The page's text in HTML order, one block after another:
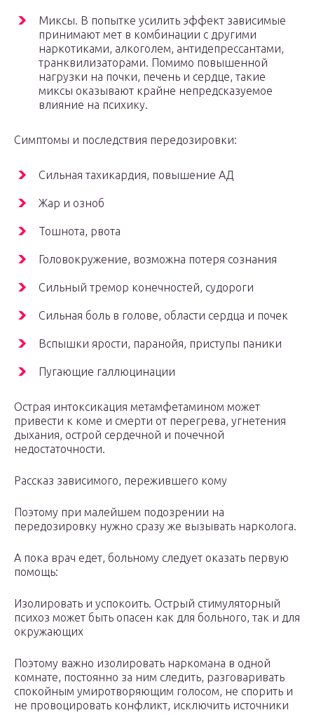
Миксы. В попытке усилить эффект зависимые
принимают мет в комбинации с другими
наркотиками, алкоголем, антидепрессантами,
транквилизаторами. Помимо повышенной
нагрузки на почки, печень и сердце, такие
миксы оказывают крайне непредсказуемое
влияние на психику.
Симптомы и последствия передозировки:
Сильная тахикардия, повышение АД
Жар и озноб
Тошнота, рвота
Головокружение, возможна потеря сознания
Сильный тремор конечностей, судороги
Сильная боль в голове, области сердца и почек
Вспышки ярости, паранойя, приступы паники
Пугающие галлюцинации
Острая интоксикация метамфетамином может
привести к коме и смерти от перегрева, угнетения
дыхания, острой сердечной и почечной
недостаточности.
Рассказ зависимого, пережившего кому
Поэтому при малейшем подозрении на
передозировку нужно сразу же вызывать нарколога.
А пока врач едет, больному следует оказать первую
помощь:
Изолировать и успокоить. Острый стимуляторный
психоз может быть опасен как для больного, так и для
окружающих
Поэтому важно изолировать наркомана в одной
комнате, постоянно за ним следить, разговаривать
спокойным умиротворяющим голосом, не спорить и
не провоцировать конфликт, исключить источники